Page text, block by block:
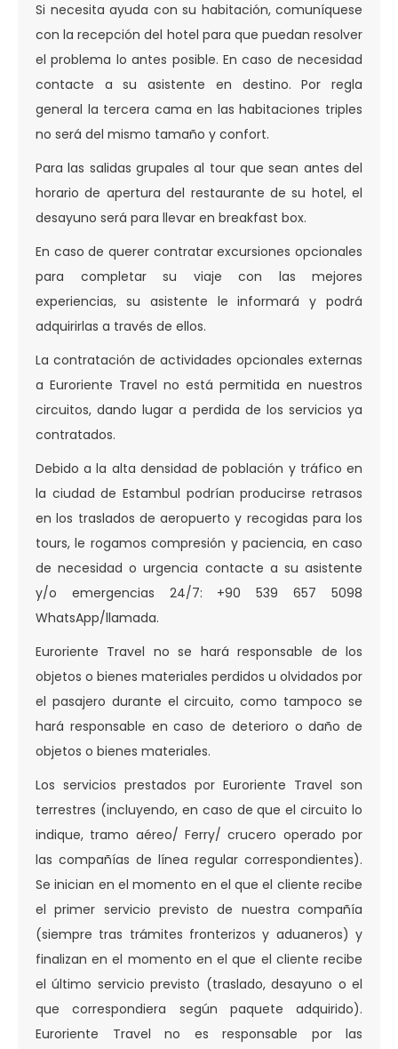
Si necesita ayuda con su habitación, comuníquese
con la recepción del hotel para que puedan resolver
el problema lo antes posible. En caso de necesidad
contacte a su asistente en destino. Por regla
general la tercera cama en las habitaciones triples
no será del mismo tamaño y confort.
Para las salidas grupales al tour que sean antes del
horario de apertura del restaurante de su hotel, el
desayuno será para llevar en breakfast box.
En caso de querer contratar excursiones opcionales
para completar su viaje con las mejores
experiencias, su asistente le informará y podrá
adquirirlas a través de ellos.
La contratación de actividades opcionales externas
a Euroriente Travel no está permitida en nuestros
circuitos, dando lugar a perdida de los servicios ya
contratados.
Debido a la alta densidad de población y tráfico en
la ciudad de Estambul podrían producirse retrasos
en los traslados de aeropuerto y recogidas para los
tours, le rogamos compresión y paciencia, en caso
de necesidad o urgencia contacte a su asistente
y/o emergencias 24/7: +90 539 657 5098
WhatsApp/llamada.
Euroriente Travel no se hará responsable de los
objetos o bienes materiales perdidos u olvidados por
el pasajero durante el circuito, como tampoco se
hará responsable en caso de deterioro o daño de
objetos o bienes materiales.
Los servicios prestados por Euroriente Travel son
terrestres (incluyendo, en caso de que el circuito lo
indique, tramo aéreo/ Ferry/ crucero operado por
las compañías de línea regular correspondientes).
Se inician en el momento en el que el cliente recibe
el primer servicio previsto de nuestra compañía
(siempre tras trámites fronterizos y aduaneros) y
finalizan en el momento en el que el cliente recibe
el último servicio previsto (traslado, desayuno o el
que correspondiera según paquete adquirido).
Euroriente Travel no es responsable por las